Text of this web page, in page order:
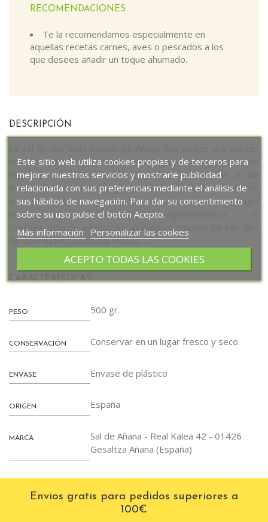
RECOMENDACIONES
Te la recomendamos especialmente en
aquellas recetas carnes, aves o pescados a los
que desees añadir un toque ahumado.
DESCRIPCIÓN
única el motivo es su particular origen, un antiguo mar de
hace más de 200 millones de años, qué gracias a una
evaporación natural y un proceso de extracción totalmente
tradicional, hoy nos deleita con un sabor excepcional, una
riqueza única en minerales y oligoelementos y la
consideración de expertos y grandes cocineros de ser "una
de las mejores sales del mundo".
CARACTERÍSTICAS
PESO 500 gr.
CONSERVACIÓN Conservar en un lugar fresco y seco.
ENVASE Envase de plástico
ORIGEN España
MARCA
Sal de Añana - Real Kalea 42 - 01426
Gesaltza Añana (España)
Envios gratis para pedidos superiores a
100€
Este sitio web utiliza cookies propias y de terceros para
mejorar nuestros servicios y mostrarle publicidad
relacionada con sus preferencias mediante el análisis de
sus hábitos de navegación. Para dar su consentimiento
sobre su uso pulse el botón Acepto.
Más información
Personalizar las cookies
ACEPTO TODAS LAS COOKIES